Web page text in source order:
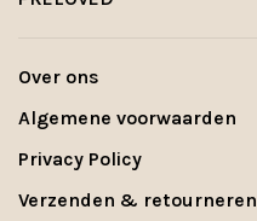
Over ons
Algemene voorwaarden
Privacy Policy
Verzenden & retourneren